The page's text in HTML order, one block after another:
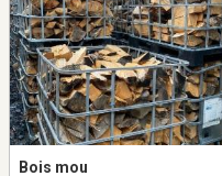
Bois mou